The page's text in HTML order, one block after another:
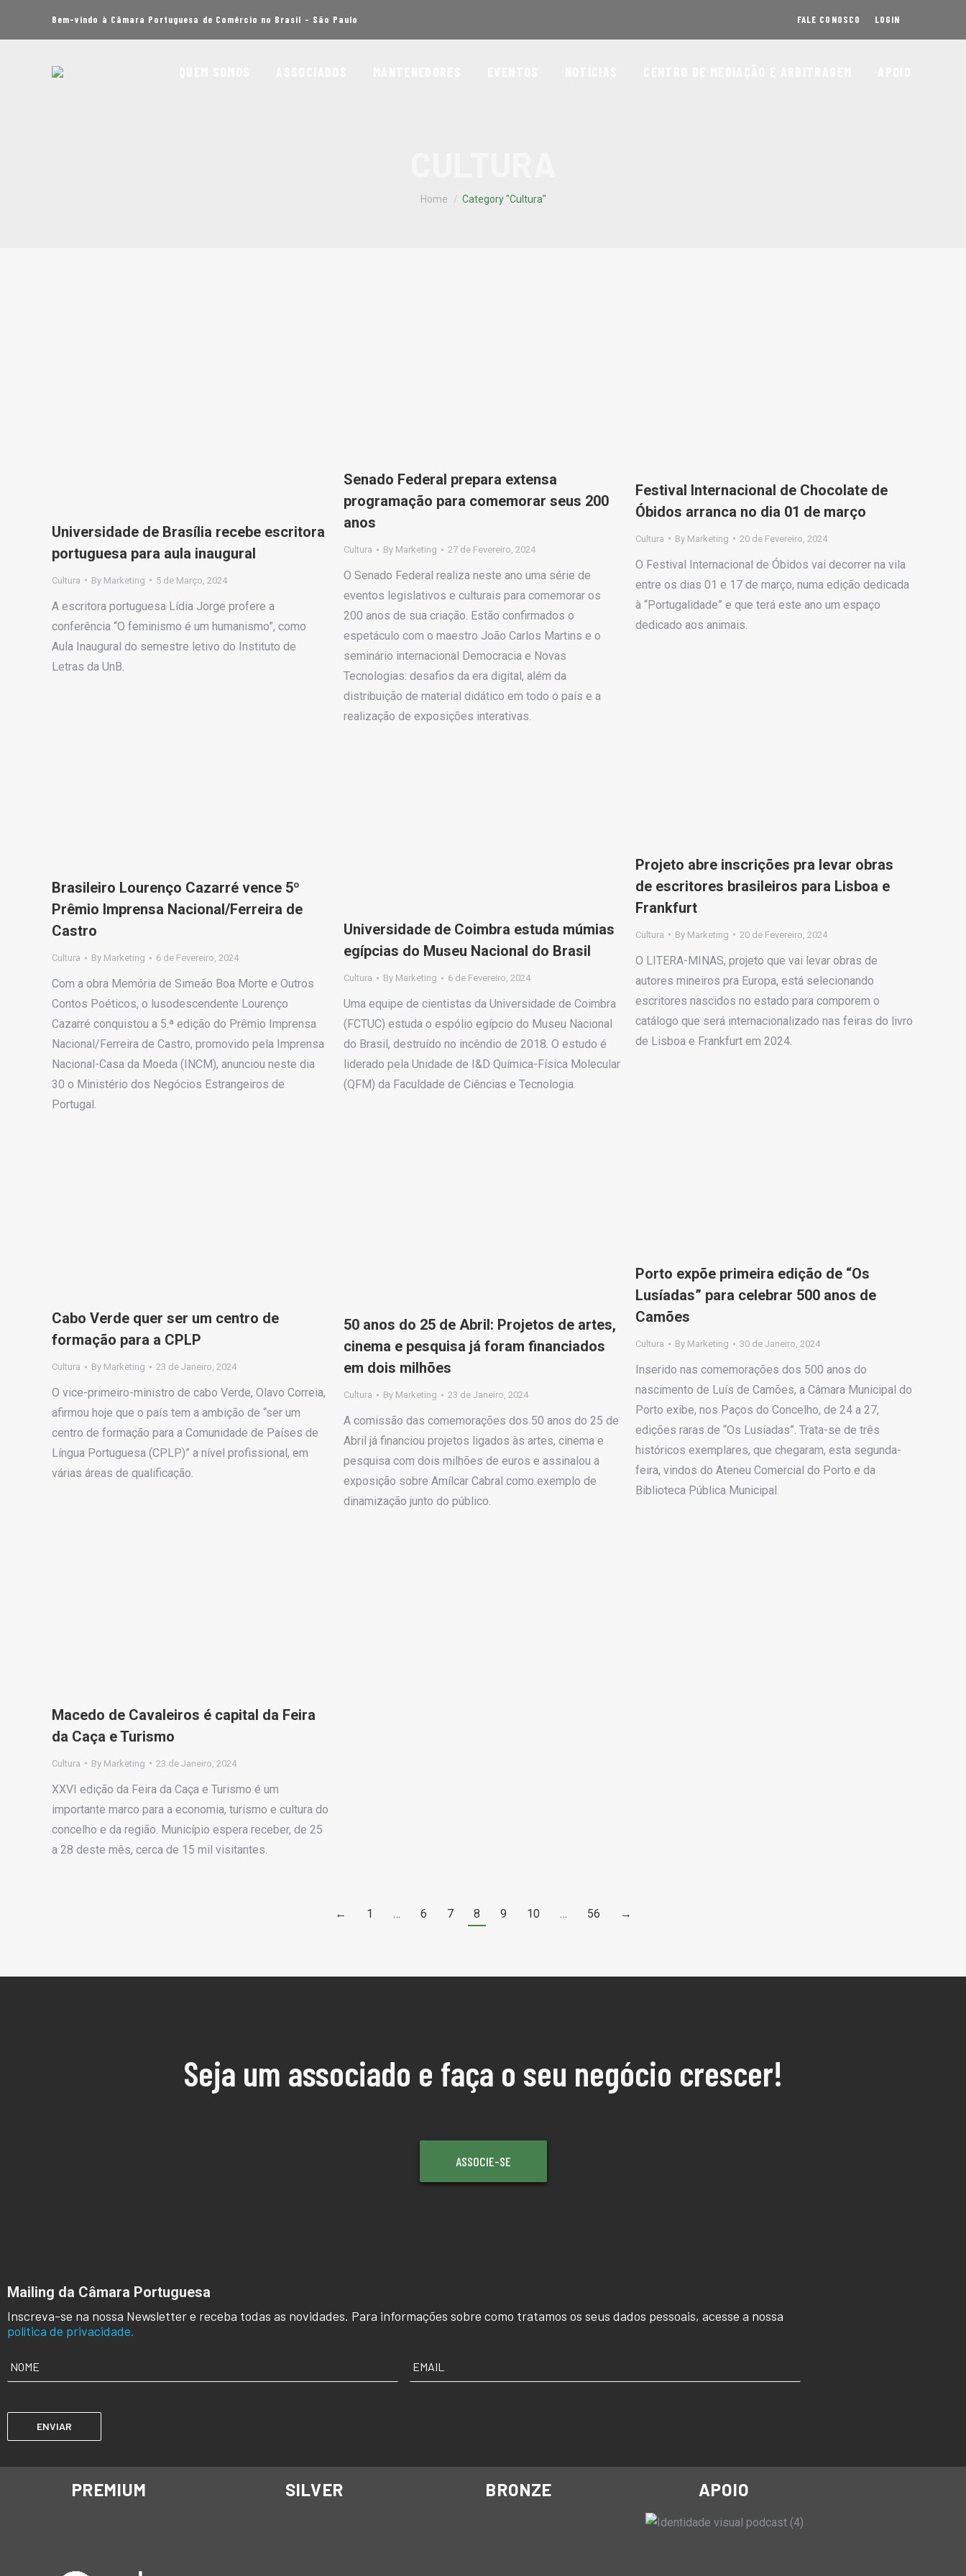
Bem-vindo à Câmara Portuguesa de Comércio no Brasil - São Paulo FALE CONOSCO LOGIN
You are here:
Home Category "Cultura"
Universidade de Brasília recebe escritora
portuguesa para aula inaugural
Cultura By Marketing 5 de Março, 2024
A escritora portuguesa Lídia Jorge profere a
conferência “O feminismo é um humanismo”, como
Aula Inaugural do semestre letivo do Instituto de
Letras da UnB.
Senado Federal prepara extensa
programação para comemorar seus 200
anos
Cultura By Marketing 27 de Fevereiro, 2024
O Senado Federal realiza neste ano uma série de
eventos legislativos e culturais para comemorar os
200 anos de sua criação. Estão confirmados o
espetáculo com o maestro João Carlos Martins e o
seminário internacional Democracia e Novas
Tecnologias: desafios da era digital, além da
distribuição de material didático em todo o país e a
realização de exposições interativas.
Festival Internacional de Chocolate de
Óbidos arranca no dia 01 de março
Cultura By Marketing 20 de Fevereiro, 2024
O Festival Internacional de Óbidos vai decorrer na vila
entre os dias 01 e 17 de março, numa edição dedicada
à “Portugalidade” e que terá este ano um espaço
dedicado aos animais.
Projeto abre inscrições pra levar obras
de escritores brasileiros para Lisboa e
Frankfurt
Cultura By Marketing 20 de Fevereiro, 2024
O LITERA-MINAS, projeto que vai levar obras de
autores mineiros pra Europa, está selecionando
escritores nascidos no estado para comporem o
catálogo que será internacionalizado nas feiras do livro
de Lisboa e Frankfurt em 2024.
Brasileiro Lourenço Cazarré vence 5º
Prêmio Imprensa Nacional/Ferreira de
Castro
Cultura By Marketing 6 de Fevereiro, 2024
Com a obra Memória de Simeão Boa Morte e Outros
Contos Poéticos, o lusodescendente Lourenço
Cazarré conquistou a 5.ª edição do Prêmio Imprensa
Nacional/Ferreira de Castro, promovido pela Imprensa
Nacional-Casa da Moeda (INCM), anunciou neste dia
30 o Ministério dos Negócios Estrangeiros de
Portugal.
Universidade de Coimbra estuda múmias
egípcias do Museu Nacional do Brasil
Cultura By Marketing 6 de Fevereiro, 2024
Uma equipe de cientistas da Universidade de Coimbra
(FCTUC) estuda o espólio egípcio do Museu Nacional
do Brasil, destruído no incêndio de 2018. O estudo é
liderado pela Unidade de I&D Química-Física Molecular
(QFM) da Faculdade de Ciências e Tecnologia.
Porto expõe primeira edição de “Os
Lusíadas” para celebrar 500 anos de
Camões
Cultura By Marketing 30 de Janeiro, 2024
Inserido nas comemorações dos 500 anos do
nascimento de Luís de Camões, a Câmara Municipal do
Porto exibe, nos Paços do Concelho, de 24 a 27,
edições raras de “Os Lusíadas”. Trata-se de três
históricos exemplares, que chegaram, esta segunda-
feira, vindos do Ateneu Comercial do Porto e da
Biblioteca Pública Municipal.
50 anos do 25 de Abril: Projetos de artes,
cinema e pesquisa já foram financiados
em dois milhões
Cultura By Marketing 23 de Janeiro, 2024
A comissão das comemorações dos 50 anos do 25 de
Abril já financiou projetos ligados às artes, cinema e
pesquisa com dois milhões de euros e assinalou a
exposição sobre Amílcar Cabral como exemplo de
dinamização junto do público.
Cabo Verde quer ser um centro de
formação para a CPLP
Cultura By Marketing 23 de Janeiro, 2024
O vice-primeiro-ministro de cabo Verde, Olavo Correia,
afirmou hoje que o país tem a ambição de “ser um
centro de formação para a Comunidade de Países de
Língua Portuguesa (CPLP)” a nível profissional, em
várias áreas de qualificação.
Macedo de Cavaleiros é capital da Feira
da Caça e Turismo
Cultura By Marketing 23 de Janeiro, 2024
XXVI edição da Feira da Caça e Turismo é um
importante marco para a economia, turismo e cultura do
concelho e da região. Município espera receber, de 25
a 28 deste mês, cerca de 15 mil visitantes.
← 1 … 6 7 8 9 10 … 56 →
Seja um associado e faça o seu negócio crescer!
ASSOCIE-SE
Mailing da Câmara Portuguesa
Inscreva-se na nossa Newsletter e receba todas as novidades. Para informações sobre como tratamos os seus dados pessoais, acesse a nossa
política de privacidade.
PREMIUM SILVER BRONZE APOIO